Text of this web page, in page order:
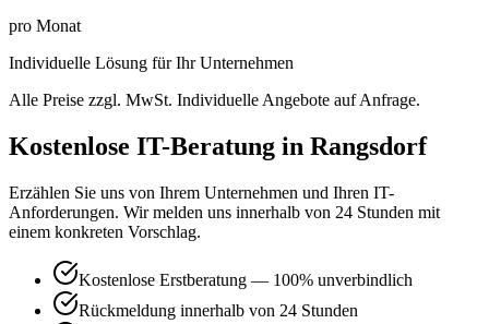
pro Monat
Individuelle Lösung für Ihr Unternehmen
Alle Preise zzgl. MwSt. Individuelle Angebote auf Anfrage.
Kostenlose IT-Beratung in Rangsdorf
Erzählen Sie uns von Ihrem Unternehmen und Ihren IT-
Anforderungen. Wir melden uns innerhalb von 24 Stunden mit
einem konkreten Vorschlag.
Kostenlose Erstberatung — 100% unverbindlich
Rückmeldung innerhalb von 24 Stunden